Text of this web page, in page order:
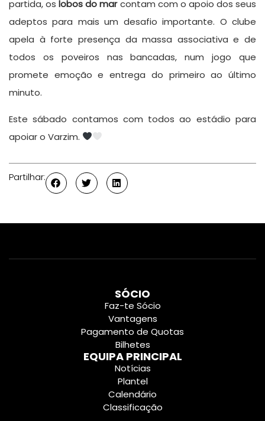
partida, oslobos do marcontam com o apoio dos seus
adeptos para mais um desafio importante. O clube
apela à forte presença da massa associativa e de
todos os poveiros nas bancadas, num jogo que
promete emoção e entrega do primeiro ao último
minuto.
Este sábado contamos com todos ao estádio para
apoiar o Varzim.
Partilhar:
SÓCIO
Faz-te Sócio
Vantagens
Pagamento de Quotas
Bilhetes
EQUIPA PRINCIPAL
Notícias
Plantel
Calendário
Classificação